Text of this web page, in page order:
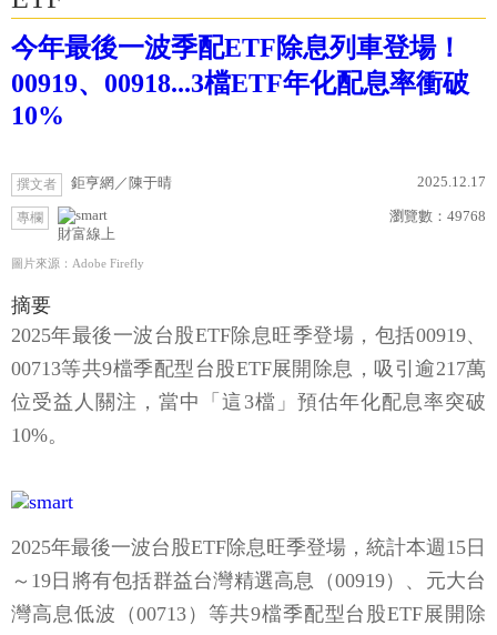
今年最後一波季配ETF除息列車登場！
00919、00918...3檔ETF年化配息率衝破
10%
撰文者 鉅亨網／陳于晴 2025.12.17
專欄
財富線上
瀏覽數： 49768
圖片來源：Adobe Firefly
摘要
2025年最後一波台股ETF除息旺季登場，包括00919、
00713等共9檔季配型台股ETF展開除息，吸引逾217萬
位受益人關注，當中「這3檔」預估年化配息率突破
10%。
2025年最後一波台股ETF除息旺季登場，統計本週15日
～19日將有包括群益台灣精選高息（00919）、元大台
灣高息低波（00713）等共9檔季配型台股ETF展開除